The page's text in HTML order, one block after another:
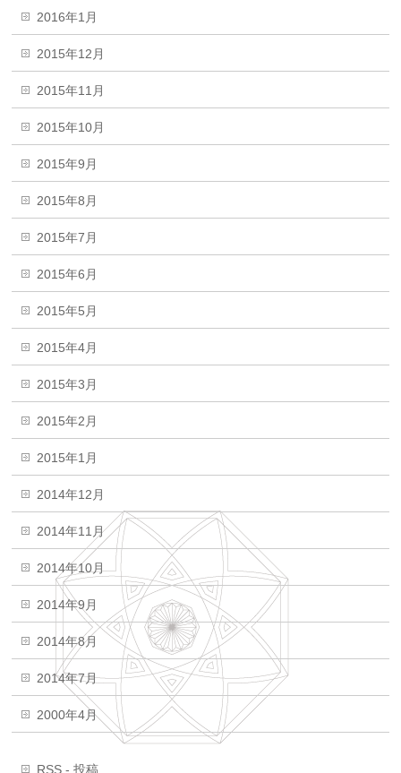
2016年1月
2015年12月
2015年11月
2015年10月
2015年9月
2015年8月
2015年7月
2015年6月
2015年5月
2015年4月
2015年3月
2015年2月
2015年1月
2014年12月
2014年11月
2014年10月
2014年9月
2014年8月
2014年7月
2000年4月
RSS - 投稿